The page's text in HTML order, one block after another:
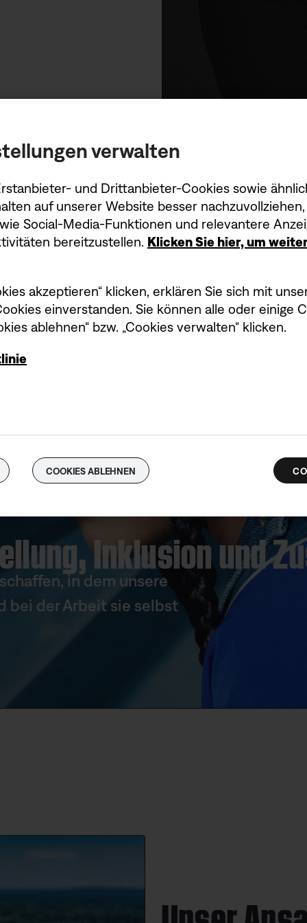
Inklusion und
in dem unsere
bei der Arbeit sie selbst
verwalten
und Drittanbieter-Cookies sowie
auf unserer Website besser
Social-Media-Funktionen und relevantere
bereitzustellen. Klicken Sie hier, um
akzeptieren“ klicken, erklären Sie sich mit
einverstanden. Sie können alle oder einige
ablehnen“ bzw. „Cookies verwalten“ klicken.
COOKIES ABLEHNEN